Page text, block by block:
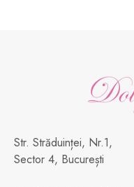
Str. Străduinței, Nr.1,
Sector 4, București